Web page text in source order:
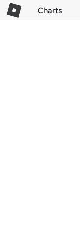
Charts